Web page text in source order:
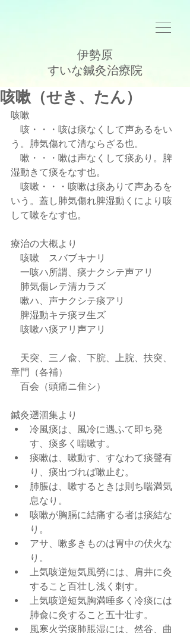
伊勢原
​すいな鍼灸治療院
咳嗽（せき、たん）
咳嗽
う。肺気傷れて清ならざる也。
湿動きて痰をなす也。
いう。蓋し肺気傷れ脾湿動くにより咳
して嗽をなす也。
療治の大概より
    咳嗽　スバブキナリ
    一咳ハ所謂、痰ナクシテ声アリ
    肺気傷レテ清カラズ
    嗽ハ、声ナクシテ痰アリ
    脾湿動キテ痰ヲ生ズ
    咳嗽ハ痰アリ声アリ
章門（各補）
    百会（頭痛ニ隹シ）
鍼灸遡洄集より
冷風痰は、風冷に遇ふて即ち発
す、痰多く喘嗽す。
痰嗽は、嗽動す、すなわて痰聲有
り、痰出づれば嗽止む。
肺脹は、嗽するときは則ち喘満気
息なり。
咳嗽が胸膈に結痛する者は痰結な
り。
アサ、嗽多きものは胃中の伏火な
り。
上気咳逆短気風勞には、肩井に灸
すること百壮し浅く刺す。
上気咳逆短気胸満唾多く冷痰には
肺兪に灸すること五十壮す。
風寒火労痰肺脹湿には、然谷、曲